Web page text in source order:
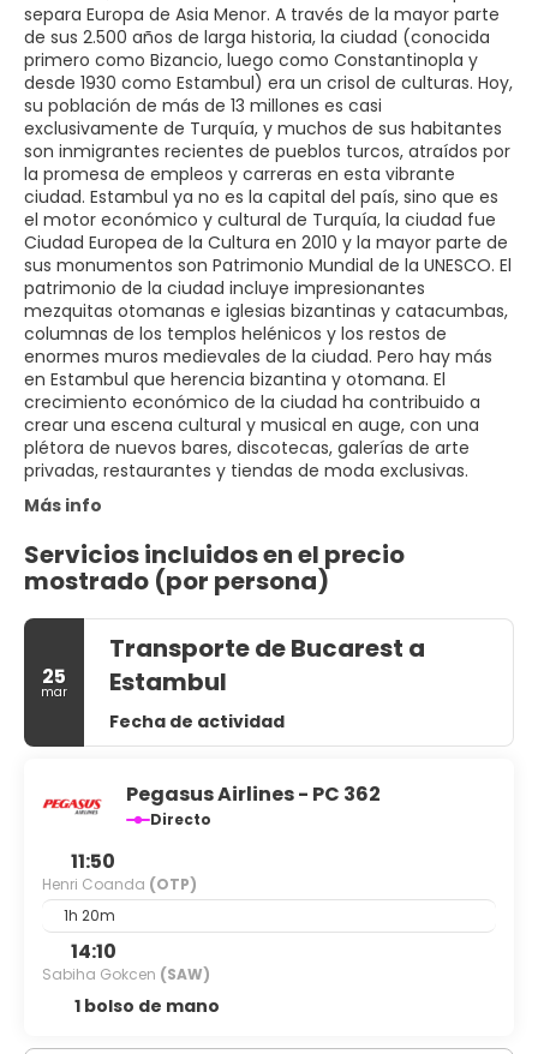
separa Europa de Asia Menor. A través de la mayor parte
de sus 2.500 años de larga historia, la ciudad (conocida
primero como Bizancio, luego como Constantinopla y
desde 1930 como Estambul) era un crisol de culturas. Hoy,
su población de más de 13 millones es casi
exclusivamente de Turquía, y muchos de sus habitantes
son inmigrantes recientes de pueblos turcos, atraídos por
la promesa de empleos y carreras en esta vibrante
ciudad. Estambul ya no es la capital del país, sino que es
el motor económico y cultural de Turquía, la ciudad fue
Ciudad Europea de la Cultura en 2010 y la mayor parte de
sus monumentos son Patrimonio Mundial de la UNESCO. El
patrimonio de la ciudad incluye impresionantes
mezquitas otomanas e iglesias bizantinas y catacumbas,
columnas de los templos helénicos y los restos de
enormes muros medievales de la ciudad. Pero hay más
en Estambul que herencia bizantina y otomana. El
crecimiento económico de la ciudad ha contribuido a
crear una escena cultural y musical en auge, con una
plétora de nuevos bares, discotecas, galerías de arte
privadas, restaurantes y tiendas de moda exclusivas.
Más info
Servicios incluidos en el precio
mostrado (por persona)
25
mar
Transporte de Bucarest a
Estambul
Fecha de actividad
Pegasus Airlines - PC 362
Directo
11:50
Henri Coanda (OTP)
1h 20m
14:10
Sabiha Gokcen (SAW)
1 bolso de mano